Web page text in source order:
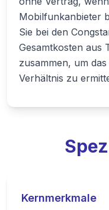
Mobilfunkanbieter
Sie bei den
Gesamtkosten aus
zusammen, um
Verhältnis zu
Kernmerkmale